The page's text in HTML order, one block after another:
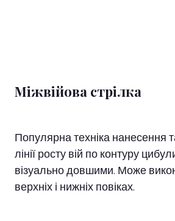
Міжвійова стрілка
Популярна техніка нанесення
лінії росту вій по контуру
візуально довшими. Може
верхніх і нижніх повіках.